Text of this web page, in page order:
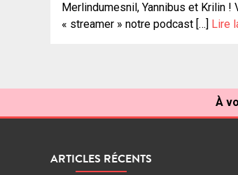
Merlindumesnil, Yannibus et Krilin !
« streamer » notre podcast […] Lire
À
ARTICLES RÉCENTS